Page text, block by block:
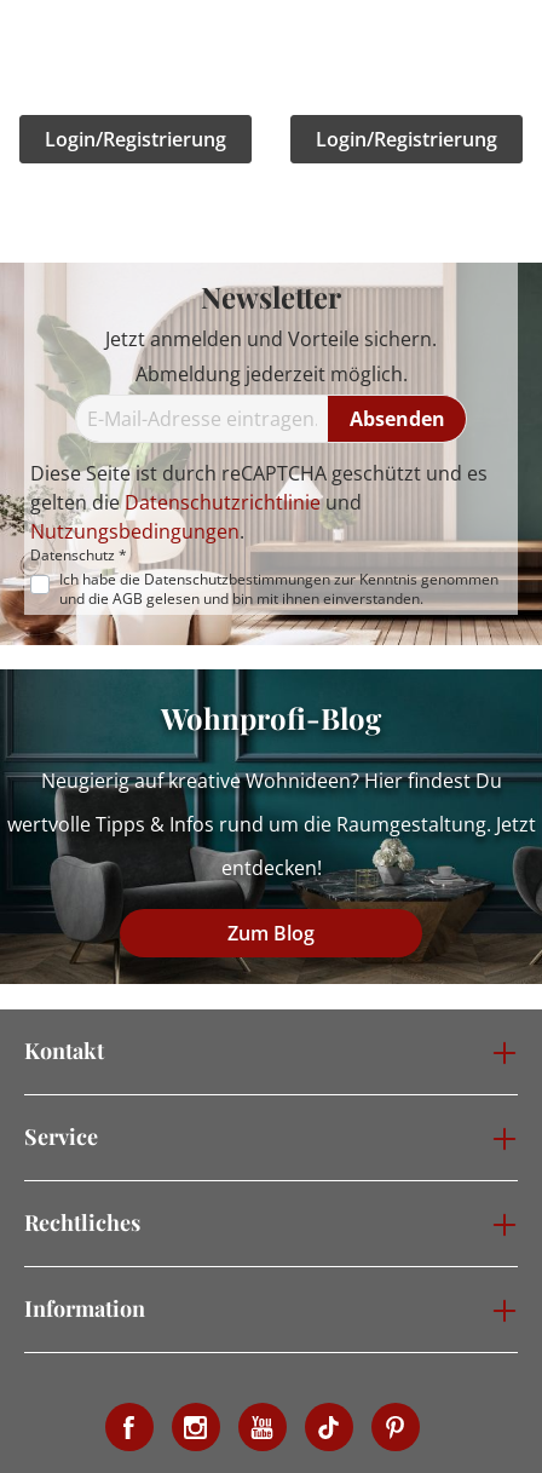
Login/Registrierung Login/Registrierung
Newsletter
Jetzt anmelden und Vorteile sichern.
Abmeldung jederzeit möglich.
Absenden
Diese Seite ist durch reCAPTCHA geschützt und es
gelten dieDatenschutzrichtlinieund
Nutzungsbedingungen.
Datenschutz *
Ich habe die Datenschutzbestimmungenzur Kenntnis genommen
und die AGB gelesen und bin mit ihnen einverstanden.
Wohnprofi-Blog
Neugierig auf kreative Wohnideen? Hier findest Du
wertvolle Tipps & Infos rund um die Raumgestaltung. Jetzt
entdecken!
Zum Blog
Kontakt
Service
Rechtliches
Information